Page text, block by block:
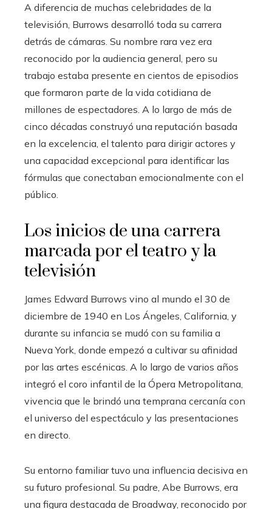
A diferencia de muchas celebridades de la
televisión, Burrows desarrolló toda su carrera
detrás de cámaras. Su nombre rara vez era
reconocido por la audiencia general, pero su
trabajo estaba presente en cientos de episodios
que formaron parte de la vida cotidiana de
millones de espectadores. A lo largo de más de
cinco décadas construyó una reputación basada
en la excelencia, el talento para dirigir actores y
una capacidad excepcional para identificar las
fórmulas que conectaban emocionalmente con el
público.
Los inicios de una carrera
marcada por el teatro y la
televisión
James Edward Burrows vino al mundo el 30 de
diciembre de 1940 en Los Ángeles, California, y
durante su infancia se mudó con su familia a
Nueva York, donde empezó a cultivar su afinidad
por las artes escénicas. A lo largo de varios años
integró el coro infantil de la Ópera Metropolitana,
vivencia que le brindó una temprana cercanía con
el universo del espectáculo y las presentaciones
en directo.
Su entorno familiar tuvo una influencia decisiva en
su futuro profesional. Su padre, Abe Burrows, era
una figura destacada de Broadway, reconocido por